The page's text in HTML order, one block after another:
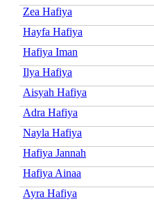
Zea Hafiya
Hayfa Hafiya
Hafiya Iman
Ilya Hafiya
Aisyah Hafiya
Adra Hafiya
Nayla Hafiya
Hafiya Jannah
Hafiya Ainaa
Ayra Hafiya